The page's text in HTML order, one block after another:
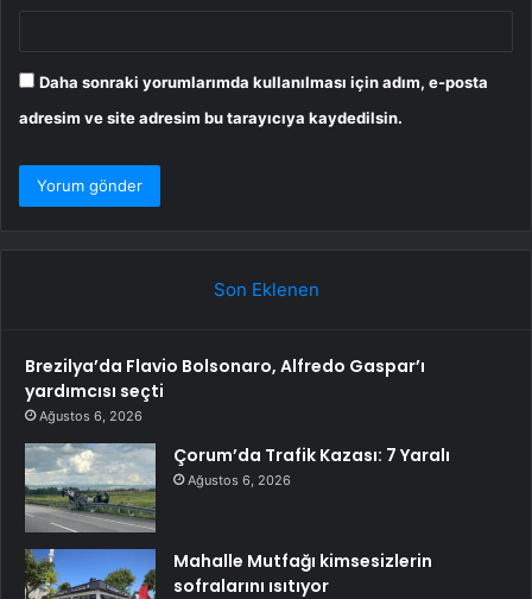
Daha sonraki yorumlarımda kullanılması için adım, e-posta
adresim ve site adresim bu tarayıcıya kaydedilsin.
Son Eklenen
Brezilya’da Flavio Bolsonaro, Alfredo Gaspar’ı
yardımcısı seçti
Ağustos 6, 2026
Çorum’da Trafik Kazası: 7 Yaralı
Ağustos 6, 2026
Mahalle Mutfağı kimsesizlerin
sofralarını ısıtıyor